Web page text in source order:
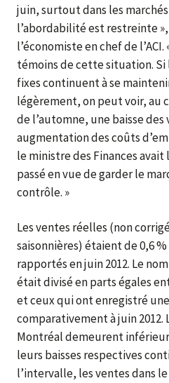
juin, surtout dans les
l’abordabilité est restreinte
l’économiste en chef de
témoins de cette situation.
fixes continuent à se
légèrement, on peut voir, au
de l’automne, une baisse
augmentation des coûts
le ministre des Finances avait
passé en vue de garder le
contrôle. »
Les ventes réelles (non
saisonnières) étaient de 0,6
rapportés en juin 2012. Le
était divisé en parts égales
et ceux qui ont enregistré
comparativement à juin 2012.
Montréal demeurent
leurs baisses respectives
l’intervalle, les ventes dans